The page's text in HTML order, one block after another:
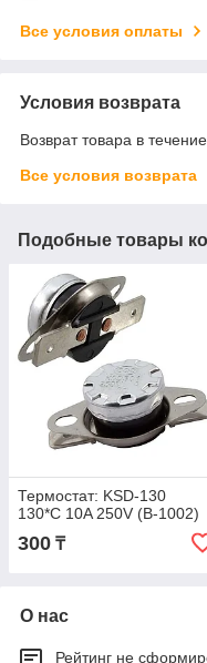
Все условия оплаты
Условия возврата
Возврат товара в
Все условия возврата
Подобные товары
Термостат: KSD-130
130*C 10A 250V (B-1002)
300 ₸
О нас
Рейтинг не